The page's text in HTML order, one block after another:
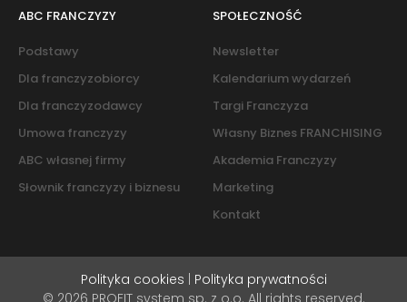
ABC FRANCZYZY
Podstawy
Dla franczyzobiorcy
Dla franczyzodawcy
Umowa franczyzy
ABC własnej firmy
Słownik franczyzy i biznesu
SPOŁECZNOŚĆ
Newsletter
Kalendarium wydarzeń
Targi Franczyza
Własny Biznes FRANCHISING
Akademia Franczyzy
Marketing
Kontakt
Polityka cookies
Polityka prywatności